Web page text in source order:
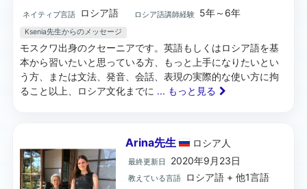
ネイティブ言語 ロシア語 ロシア語講師経験 5年～6年
Ksenia先生からのメッセージ
モスクワ出身のクセーニアです。英語もしくはロシア語を基
本から習いたいと思っている方、もっと上手になりたいとい
う方、または文法、発音、会話、表現の実際的な使い方に拘
ること以上、ロシア文化までに ... もっと見る
Arina先生 ロシア 人
最終更新日 2020年9月23日
教えている言語
ロシア語 + 他1言語